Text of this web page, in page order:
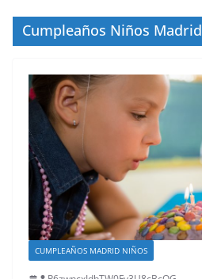
Cumpleaños Niños Madrid
CUMPLEAÑOS MADRID NIÑOS